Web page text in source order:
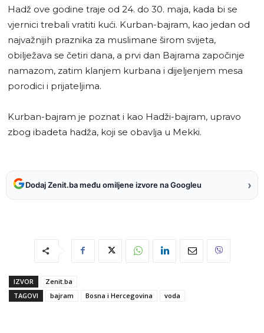
Hadž ove godine traje od 24. do 30. maja, kada bi se
vjernici trebali vratiti kući. Kurban-bajram, kao jedan od
najvažnijih praznika za muslimane širom svijeta,
obilježava se četiri dana, a prvi dan Bajrama započinje
namazom, zatim klanjem kurbana i dijeljenjem mesa
porodici i prijateljima.
Kurban-bajram je poznat i kao Hadži-bajram, upravo
zbog ibadeta hadža, koji se obavlja u Mekki.
Dodaj Zenit.ba među omiljene izvore na Googleu ›
IZVOR
Zenit.ba
TAGOVI
bajram Bosna i Hercegovina voda